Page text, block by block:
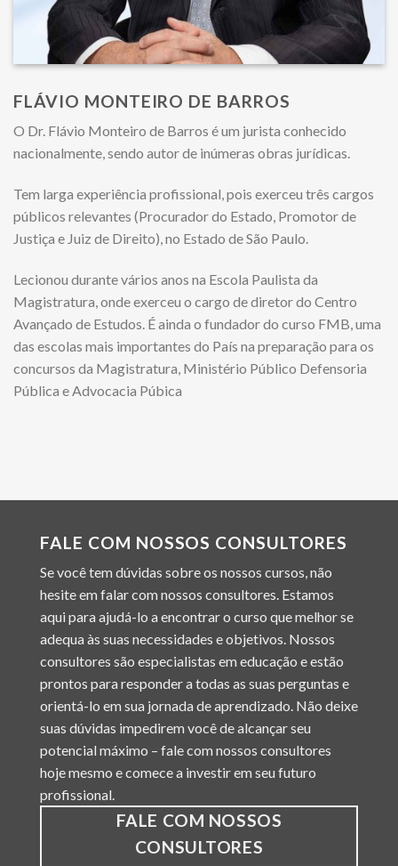
FLÁVIO MONTEIRO DE BARROS
O Dr. Flávio Monteiro de Barros é um jurista conhecido
nacionalmente, sendo autor de inúmeras obras jurídicas.
Tem larga experiência profissional, pois exerceu três cargos
públicos relevantes (Procurador do Estado, Promotor de
Justiça e Juiz de Direito), no Estado de São Paulo.
Lecionou durante vários anos na Escola Paulista da
Magistratura, onde exerceu o cargo de diretor do Centro
Avançado de Estudos. É ainda o fundador do curso FMB, uma
das escolas mais importantes do País na preparação para os
concursos da Magistratura, Ministério Público Defensoria
Pública e Advocacia Púbica
FALE COM NOSSOS CONSULTORES
Se você tem dúvidas sobre os nossos cursos, não
hesite em falar com nossos consultores. Estamos
aqui para ajudá-lo a encontrar o curso que melhor se
adequa às suas necessidades e objetivos. Nossos
consultores são especialistas em educação e estão
prontos para responder a todas as suas perguntas e
orientá-lo em sua jornada de aprendizado. Não deixe
suas dúvidas impedirem você de alcançar seu
potencial máximo – fale com nossos consultores
hoje mesmo e comece a investir em seu futuro
profissional.
FALE COM NOSSOS
CONSULTORES